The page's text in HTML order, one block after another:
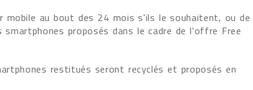
au bout des 24 mois s'ils le souhaitent, ou de
proposés dans le cadre de l'offre Free
restitués seront recyclés et proposés en